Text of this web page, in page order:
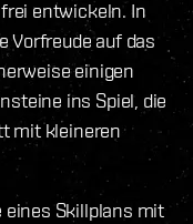
entwickeln. In
Vorfreude auf das
einigen
ins Spiel, die
mit kleineren
eines Skillplans mit